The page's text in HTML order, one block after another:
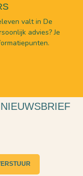
valt in De
advies? Je